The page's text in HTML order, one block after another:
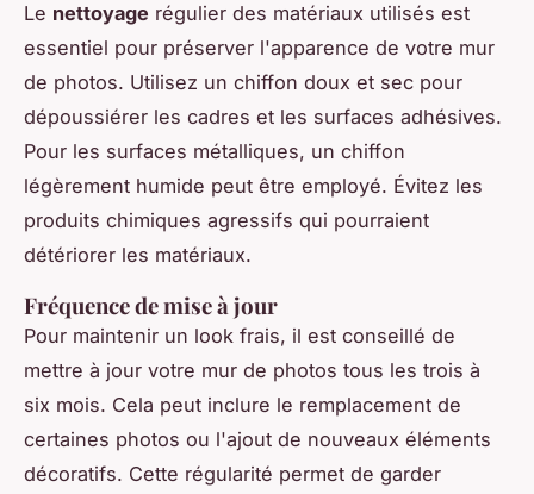
Le nettoyage régulier des matériaux utilisés est
essentiel pour préserver l'apparence de votre mur
de photos. Utilisez un chiffon doux et sec pour
dépoussiérer les cadres et les surfaces adhésives.
Pour les surfaces métalliques, un chiffon
légèrement humide peut être employé. Évitez les
produits chimiques agressifs qui pourraient
détériorer les matériaux.
Fréquence de mise à jour
Pour maintenir un look frais, il est conseillé de
mettre à jour votre mur de photos tous les trois à
six mois. Cela peut inclure le remplacement de
certaines photos ou l'ajout de nouveaux éléments
décoratifs. Cette régularité permet de garder